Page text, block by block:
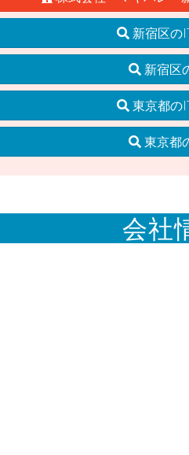
新宿区の
新宿区
東京都の
東京都
会社